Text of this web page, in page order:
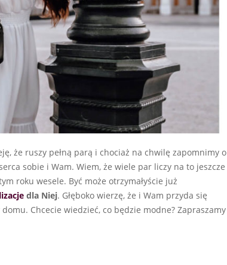
że ruszy pełną parą i chociaż na chwilę zapomnimy o
sobie i Wam. Wiem, że wiele par liczy na to jeszcze
roku wesele. Być może otrzymałyście już
dla Niej. Głęboko wierzę, że i Wam przyda się
Chcecie wiedzieć, co będzie modne? Zapraszamy